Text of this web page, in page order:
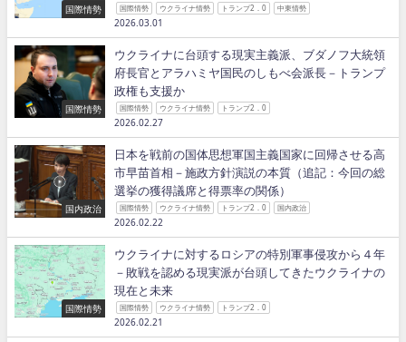
国際情勢 国際情勢 ウクライナ情勢 トランプ2．0 中東情勢
2026.03.01
国際情勢
ウクライナに台頭する現実主義派、ブダノフ大統領
府長官とアラハミヤ国民のしもべ会派長－トランプ
政権も支援か
国際情勢 ウクライナ情勢 トランプ2．0
2026.02.27
国内政治
日本を戦前の国体思想軍国主義国家に回帰させる高
市早苗首相－施政方針演説の本質（追記：今回の総
選挙の獲得議席と得票率の関係）
国際情勢 ウクライナ情勢 トランプ2．0 国内政治
2026.02.22
国際情勢
ウクライナに対するロシアの特別軍事侵攻から４年
－敗戦を認める現実派が台頭してきたウクライナの
現在と未来
国際情勢 ウクライナ情勢 トランプ2．0
2026.02.21